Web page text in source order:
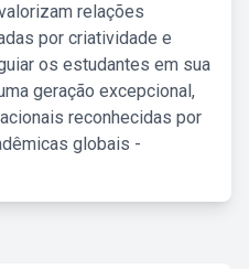
relações
por criatividade e
os estudantes em sua
geração excepcional,
reconhecidas por
globais -